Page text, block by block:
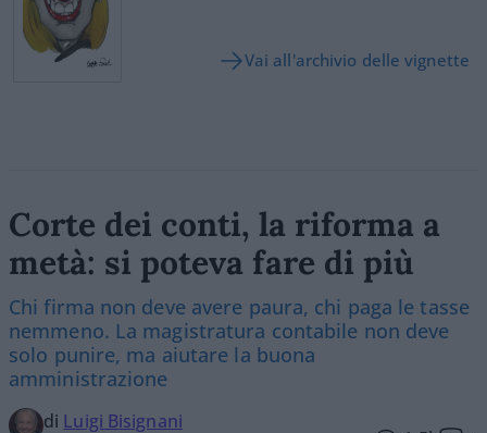
Vai all'archivio delle vignette
Corte dei conti, la riforma a
metà: si poteva fare di più
Chi firma non deve avere paura, chi paga le tasse
nemmeno. La magistratura contabile non deve
solo punire, ma aiutare la buona
amministrazione
di Luigi Bisignani